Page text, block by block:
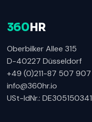
360 HR
Oberbilker Allee 315
D-40227 Düsseldorf
+49 (0)211-87 507 907
info@360hr.io
USt-IdNr.: DE305150341
360HR Chat